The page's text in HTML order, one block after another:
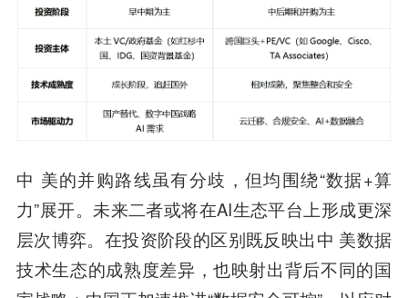
中 美的并购路线虽有分歧，但均围绕“数据+算
力”展开。未来二者或将在AI生态平台上形成更深
层次博弈。在投资阶段的区别既反映出中 美数据
技术生态的成熟度差异，也映射出背后不同的国